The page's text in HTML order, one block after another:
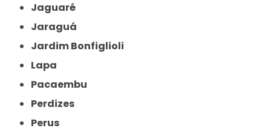
Jaguaré
Jaraguá
Jardim Bonfiglioli
Lapa
Pacaembu
Perdizes
Perus